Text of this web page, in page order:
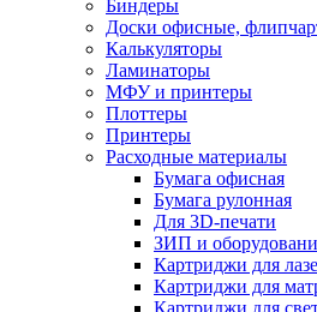
Биндеры
Доски офисные,
Калькуляторы
Ламинаторы
МФУ и принтеры
Плоттеры
Принтеры
Расходные материалы
Бумага офисная
Бумага рулонная
Для 3D-печати
ЗИП и
Картриджи для
Картриджи для
Картриджи для